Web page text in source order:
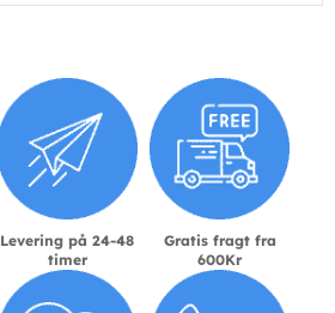
Levering på 24-48
timer
Gratis fragt fra
600Kr